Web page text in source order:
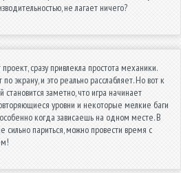
не лагает ничего?
проект, сразу привлекла простота механики.
экрану, и это реально расслабляет. Но вот к
становится заметно, что игра начинает
уровни и некоторые мелкие баги
когда зависаешь на одном месте. В
сильно париться, можно провести время с